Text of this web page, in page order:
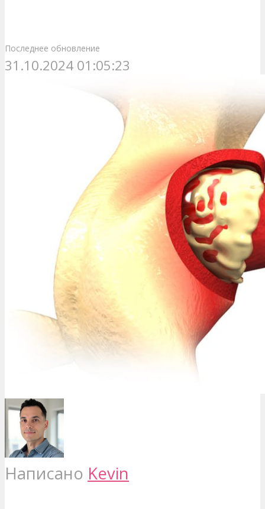
Последнее обновление
31.10.2024 01:05:23
Написано Kevin